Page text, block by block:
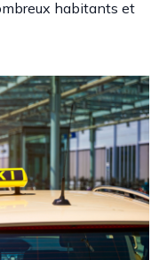
habitants et